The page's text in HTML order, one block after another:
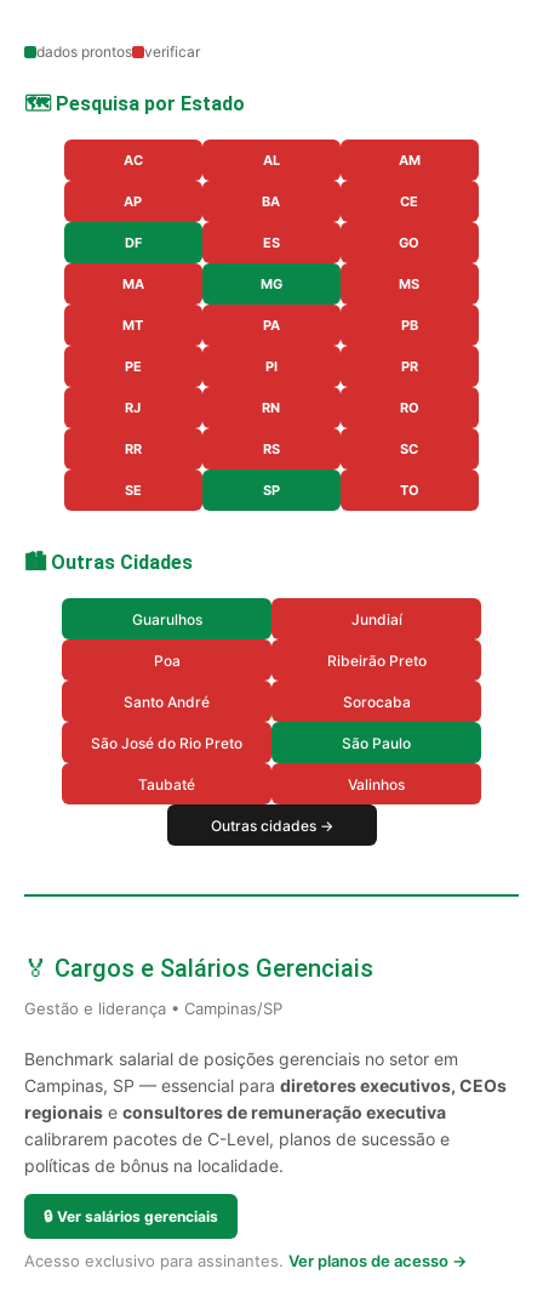
dados prontos verificar
🗺️ Pesquisa por Estado
AC AL AM
AP BA CE
DF ES GO
MA MG MS
MT PA PB
PE PI PR
RJ RN RO
RR RS SC
SE SP TO
🏙️ Outras Cidades
Guarulhos Jundiaí
Poa Ribeirão Preto
Santo André Sorocaba
São José do Rio Preto São Paulo
Taubaté Valinhos
Outras cidades →
🏅 Cargos e Salários Gerenciais
Gestão e liderança • Campinas/SP
Benchmark salarial de posições gerenciais no setor em
Campinas, SP — essencial para diretores executivos, CEOs
regionais e consultores de remuneração executiva
calibrarem pacotes de C-Level, planos de sucessão e
políticas de bônus na localidade.
🔒 Ver salários gerenciais
Acesso exclusivo para assinantes. Ver planos de acesso →